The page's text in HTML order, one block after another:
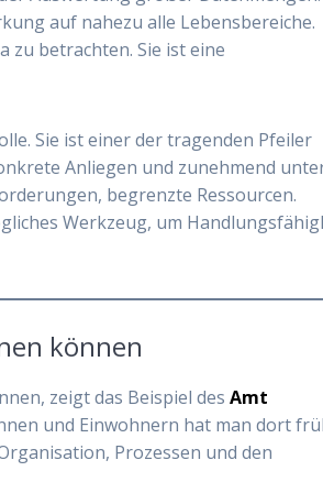
auf nahezu alle Lebensbereiche.
zu betrachten. Sie ist eine
Sie ist einer der tragenden Pfeiler
Anliegen und zunehmend
begrenzte Ressourcen.
Werkzeug, um
können
zeigt das Beispiel desAmt
und Einwohnern hat man dort
Prozessen und den